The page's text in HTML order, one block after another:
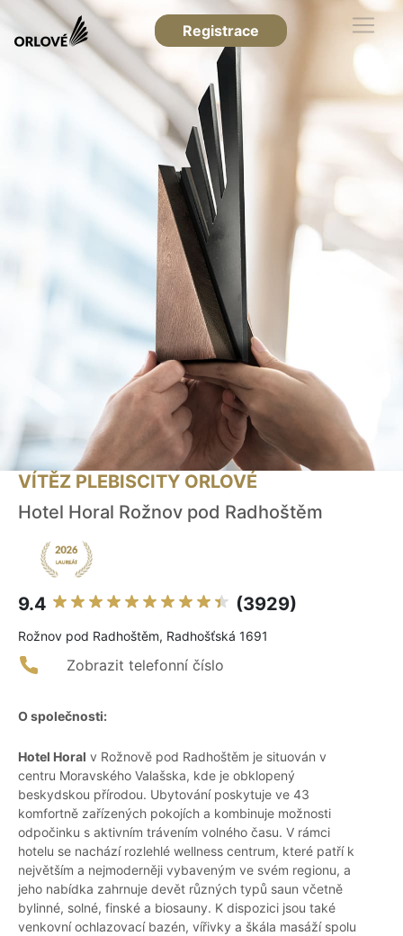
Registrace
VÍTĚZ PLEBISCITY ORLOVÉ
Hotel Horal Rožnov pod Radhoštěm
9.4 (3929)
Rožnov pod Radhoštěm, Radhošťská 1691
Zobrazit telefonní číslo
O společnosti:
Hotel Horal v Rožnově pod Radhoštěm je situován v
centru Moravského Valašska, kde je obklopený
beskydskou přírodou. Ubytování poskytuje ve 43
komfortně zařízených pokojích a kombinuje možnosti
odpočinku s aktivním trávením volného času. V rámci
hotelu se nachází rozlehlé wellness centrum, které patří k
největším a nejmoderněji vybaveným ve svém regionu, a
jeho nabídka zahrnuje devět různých typů saun včetně
bylinné, solné, finské a biosauny. K dispozici jsou také
venkovní ochlazovací bazén, vířivky a škála masáží spolu